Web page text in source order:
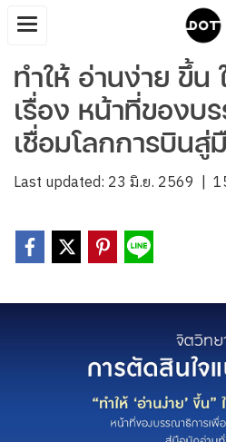
ทำให้ อ่านง่าย ขึ้น
เรื่อง หน้าที่ของบ
เชื่อมโลกการบินสู่
Last updated: 23 มิ.ย. 2569 |